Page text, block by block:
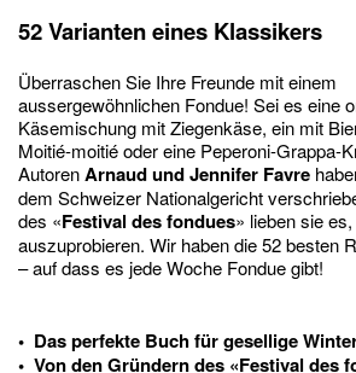
52 Varianten eines Klassikers
Überraschen Sie Ihre Freunde mit einem
aussergewöhnlichen Fondue! Sei es eine
Käsemischung mit Ziegenkäse, ein mit
Moitié-moitié oder eine Peperoni-Grappa-
AutorenArnaud und Jennifer Favre
dem Schweizer Nationalgericht
des «Festival des fondues» lieben sie
auszuprobieren. Wir haben die 52 besten
– auf dass es jede Woche Fondue gibt!
• Das perfekte Buch für gesellige
• Von den Gründern des «Festival des